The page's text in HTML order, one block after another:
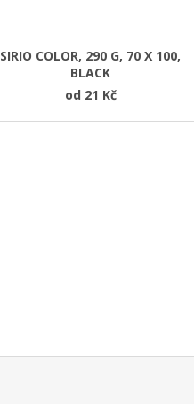
SIRIO COLOR, 290 G, 70 X 100,
BLACK
od 21 Kč